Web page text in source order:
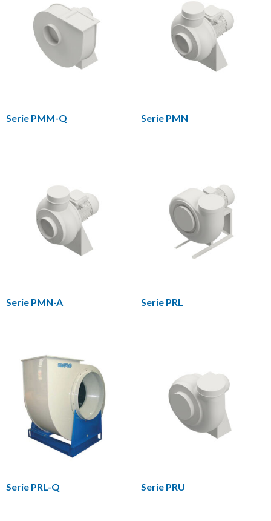
Serie PMM-Q Serie PMN
Serie PMN-A Serie PRL
Serie PRL-Q Serie PRU